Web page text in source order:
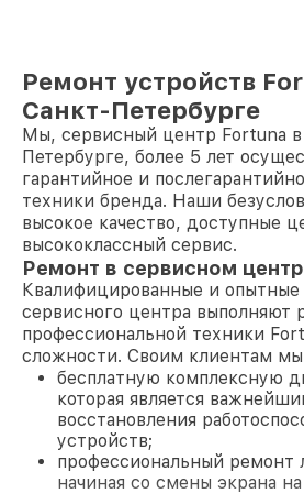
Ремонт устройств
Санкт-Петербурге
Мы, сервисный центр Fortuna
Петербурге, более 5 лет
гарантийное и
техники бренда. Наши
высокое качество, доступные
высококлассный сервис.
Ремонт в сервисном
Квалифицированные и опытные
сервисного центра выполняют
профессиональной техники
сложности. Своим клиентам мы
бесплатную комплексную
которая является
восстановления
устройств;
профессиональный ремонт
начиная со смены экрана